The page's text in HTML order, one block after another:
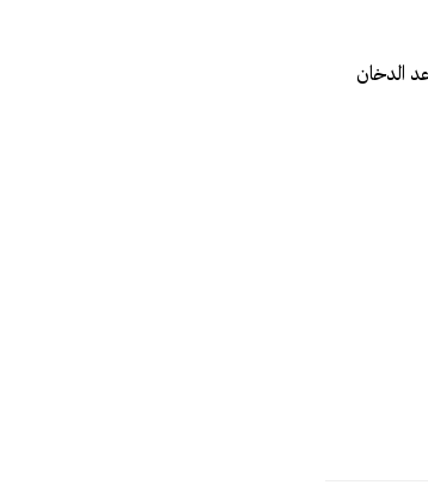
سفالة تلبية لدعوة ائتلاف 14 فبراير. وتصاعد الدخان